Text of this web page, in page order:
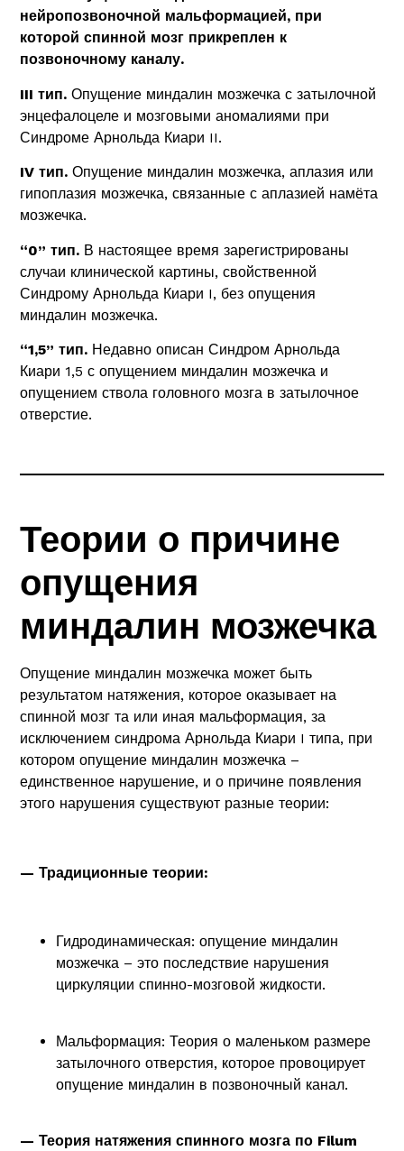
нейропозвоночной мальформацией, при
которой спинной мозг прикреплен к
позвоночному каналу.
III тип.Опущение миндалин мозжечка с затылочной
энцефалоцеле и мозговыми аномалиями при
Синдроме Арнольда Киари II.
IV тип.Опущение миндалин мозжечка, аплазия или
гипоплазия мозжечка, связанные с аплазией намёта
мозжечка.
“0” тип. В настоящее время зарегистрированы
случаи клинической картины, свойственной
Синдрому Арнольда Киари I, без опущения
миндалин мозжечка.
“1,5” тип. Недавно описан Синдром Арнольда
Киари 1,5 с опущением миндалин мозжечка и
опущением ствола головного мозга в затылочное
отверстие.
Теории о причине
опущения
миндалин мозжечка
Опущение миндалин мозжечка может быть
результатом натяжения, которое оказывает на
спинной мозг та или иная мальформация, за
исключением синдрома Арнольда Киари I типа, при
котором опущение миндалин мозжечка –
единственное нарушение, и о причине появления
этого нарушения существуют разные теории:
— Традиционные теории:
Гидродинамическая: опущение миндалин
мозжечка – это последствие нарушения
циркуляции спинно-мозговой жидкости.
Мальформация: Теория о маленьком размере
затылочного отверстия, которое провоцирует
опущение миндалин в позвоночный канал.
— Теория натяжения спинного мозга по Filum